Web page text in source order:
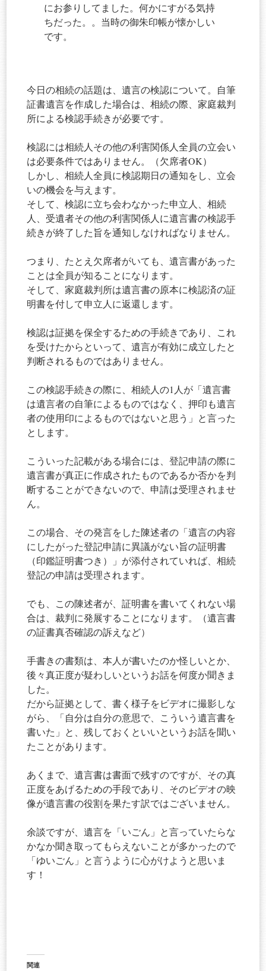
にお参りしてました。何かにすがる気持
ちだった。。当時の御朱印帳が懐かしい
です。
今日の相続の話題は、遺言の検認について。自筆
証書遺言を作成した場合は、相続の際、家庭裁判
所による検認手続きが必要です。
検認には相続人その他の利害関係人全員の立会い
は必要条件ではありません。（欠席者OK）
しかし、相続人全員に検認期日の通知をし、立会
いの機会を与えます。
そして、検認に立ち会わなかった申立人、相続
人、受遺者その他の利害関係人に遺言書の検認手
続きが終了した旨を通知しなければなりません。
つまり、たとえ欠席者がいても、遺言書があった
ことは全員が知ることになります。
そして、家庭裁判所は遺言書の原本に検認済の証
明書を付して申立人に返還します。
検認は証拠を保全するための手続きであり、これ
を受けたからといって、遺言が有効に成立したと
判断されるものではありません。
この検認手続きの際に、相続人の1人が「遺言書
は遺言者の自筆によるものではなく、押印も遺言
者の使用印によるものではないと思う」と言った
とします。
こういった記載がある場合には、登記申請の際に
遺言書が真正に作成されたものであるか否かを判
断することができないので、申請は受理されませ
ん。
この場合、その発言をした陳述者の「遺言の内容
にしたがった登記申請に異議がない旨の証明書
（印鑑証明書つき）」が添付されていれば、相続
登記の申請は受理されます。
でも、この陳述者が、証明書を書いてくれない場
合は、裁判に発展することになります。（遺言書
の証書真否確認の訴えなど）
手書きの書類は、本人が書いたのか怪しいとか、
後々真正度が疑わしいというお話を何度か聞きま
した。
だから証拠として、書く様子をビデオに撮影しな
がら、「自分は自分の意思で、こういう遺言書を
書いた」と、残しておくといいというお話を聞い
たことがあります。
あくまで、遺言書は書面で残すのですが、その真
正度をあげるための手段であり、そのビデオの映
像が遺言書の役割を果たす訳ではございません。
余談ですが、遺言を「いごん」と言っていたらな
かなか聞き取ってもらえないことが多かったので
「ゆいごん」と言うように心がけようと思いま
す！
関連